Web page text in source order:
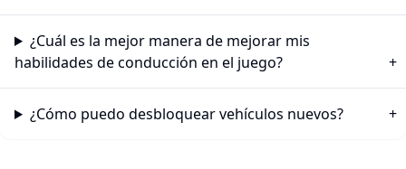
¿Cuál es la mejor manera de mejorar mis
habilidades de conducción en el juego?
¿Cómo puedo desbloquear vehículos nuevos?